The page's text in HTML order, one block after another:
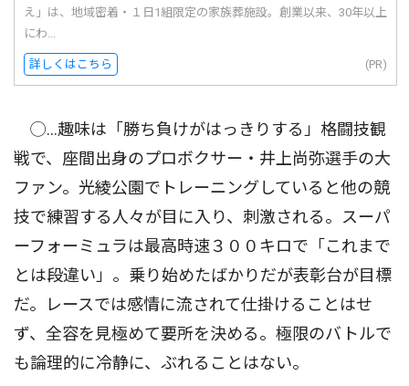
え」は、地域密着・１日1組限定の家族葬施設。創業以来、30年以上
にわ...
詳しくはこちら (PR)
◯…趣味は「勝ち負けがはっきりする」格闘技観
戦で、座間出身のプロボクサー・井上尚弥選手の大
ファン。光綾公園でトレーニングしていると他の競
技で練習する人々が目に入り、刺激される。スーパ
ーフォーミュラは最高時速３００キロで「これまで
とは段違い」。乗り始めたばかりだが表彰台が目標
だ。レースでは感情に流されて仕掛けることはせ
ず、全容を見極めて要所を決める。極限のバトルで
も論理的に冷静に、ぶれることはない。